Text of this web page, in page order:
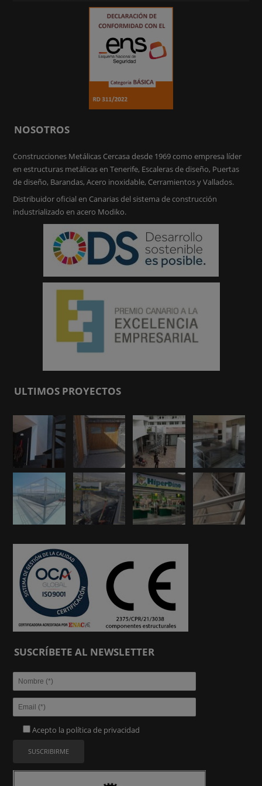
NOSOTROS
Construcciones Metálicas Cercasa desde 1969 como empresa líder
en estructuras metálicas en Tenerife, Escaleras de diseño, Puertas
de diseño, Barandas, Acero inoxidable, Cerramientos y Vallados.
Distribuidor oficial en Canarias del sistema de construcción
industrializado en acero Modiko.
ULTIMOS PROYECTOS
SUSCRÍBETE AL NEWSLETTER
Acepto la política de privacidad